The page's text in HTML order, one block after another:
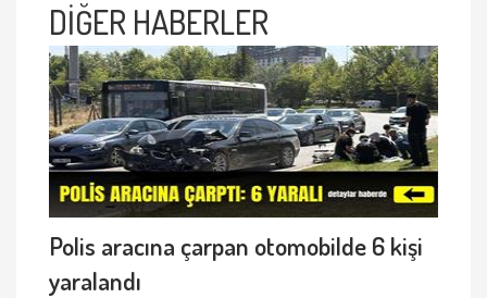
DİĞER HABERLER
Polis aracına çarpan otomobilde 6 kişi
yaralandı